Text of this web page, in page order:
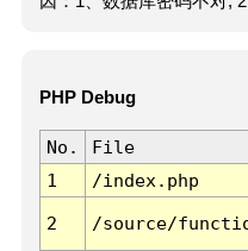
PHP Debug
No. File
1
/index.php
2 /source/